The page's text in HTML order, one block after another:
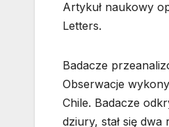
Artykuł naukowy
Letters.
Badacze
Obserwacje
Chile. Badacze
dziury, stał się